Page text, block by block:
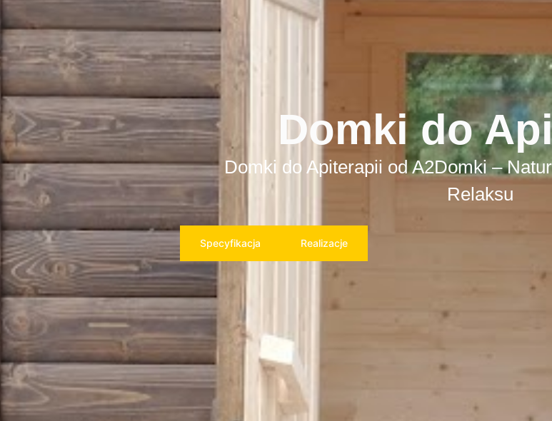
Domki do
Domki do Apiterapii od A2Domki –
Relaksu
Specyfikacja Realizacje